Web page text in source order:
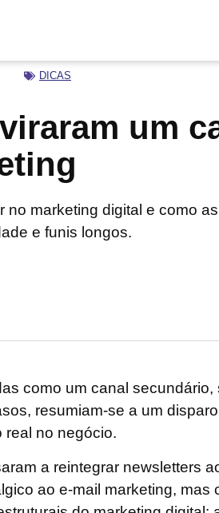
DICAS
um
marketing digital e como
e funis longos.
como um canal secundário,
resumiam-se a um
real no negócio.
a reintegrar newsletters
ao e-mail marketing, mas